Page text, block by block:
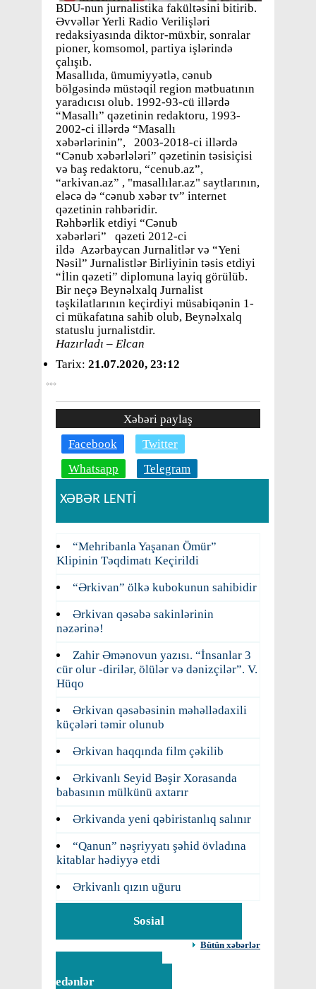
BDU-nun jurnalistika fakültəsini bitirib.
Əvvəllər Yerli Radio Verilişləri
redaksiyasında diktor-müxbir, sonralar
pioner, komsomol, partiya işlərində
çalışıb.
Masallıda, ümumiyyətlə, cənub
bölgəsində müstəqil region mətbuatının
yaradıcısı olub. 1992-93-cü illərdə
“Masallı” qəzetinin redaktoru, 1993-
2002-ci illərdə “Masallı
xəbərlərinin”, 2003-2018-ci illərdə
“Cənub xəbərlələri” qəzetinin təsisiçisi
və baş redaktoru, “cenub.az”,
“arkivan.az” , "masallılar.az" saytlarının,
eləcə də “cənub xəbər tv” internet
qəzetinin rəhbəridir.
Rəhbərlik etdiyi “Cənub
xəbərləri” qəzeti 2012-ci
ildə Azərbaycan Jurnalitlər və “Yeni
Nəsil” Jurnalistlər Birliyinin təsis etdiyi
“İlin qəzeti” diplomuna layiq görülüb.
Bir neçə Beynəlxalq Jurnalist
təşkilatlarının keçirdiyi müsabiqənin 1-
ci mükafatına sahib olub, Beynəlxalq
statuslu jurnalistdir.
Hazırladı – Elcan
Tarix: 21.07.2020, 23:12
Xəbəri paylaş
Facebook
Twitter
Whatsapp
Telegram
XƏBƏR LENTİ
“Mehribanla Yaşanan Ömür”
Klipinin Təqdimatı Keçirildi
“Ərkivan” ölkə kubokunun sahibidir
Ərkivan qəsəbə sakinlərinin
nəzərinə!
Zahir Əmənovun yazısı. “İnsanlar 3
cür olur -dirilər, ölülər və dənizçilər”. V.
Hüqo
Ərkivan qəsəbəsinin məhəllədaxili
küçələri təmir olunub
Ərkivan haqqında film çəkilib
Ərkivanlı Seyid Bəşir Xorasanda
babasının mülkünü axtarır
Ərkivanda yeni qəbiristanlıq salınır
“Qanun” nəşriyyatı şəhid övladına
kitablar hədiyyə etdi
Ərkivanlı qızın uğuru
Sosial
Bütün xəbərlər
edənlər